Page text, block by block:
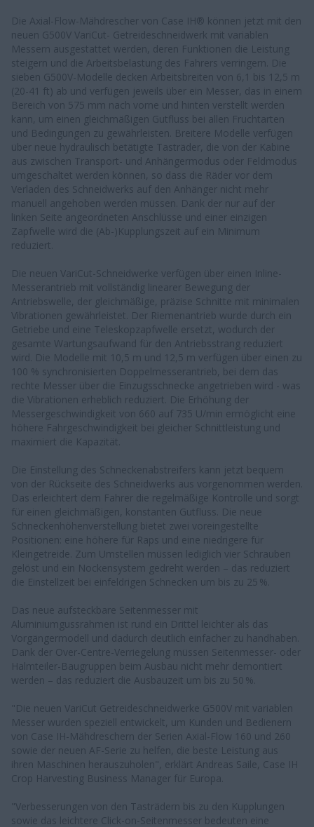
Die Axial-Flow-Mähdrescher von Case IH® können jetzt mit den
neuen G500V VariCut- Getreideschneidwerk mit variablen
Messern ausgestattet werden, deren Funktionen die Leistung
steigern und die Arbeitsbelastung des Fahrers verringern. Die
sieben G500V-Modelle decken Arbeitsbreiten von 6,1 bis 12,5 m
(20-41 ft) ab und verfügen jeweils über ein Messer, das in einem
Bereich von 575 mm nach vorne und hinten verstellt werden
kann, um einen gleichmäßigen Gutfluss bei allen Fruchtarten
und Bedingungen zu gewährleisten. Breitere Modelle verfügen
über neue hydraulisch betätigte Tasträder, die von der Kabine
aus zwischen Transport- und Anhängermodus oder Feldmodus
umgeschaltet werden können, so dass die Räder vor dem
Verladen des Schneidwerks auf den Anhänger nicht mehr
manuell angehoben werden müssen. Dank der nur auf der
linken Seite angeordneten Anschlüsse und einer einzigen
Zapfwelle wird die (Ab-)Kupplungszeit auf ein Minimum
reduziert.
Die neuen VariCut-Schneidwerke verfügen über einen Inline-
Messerantrieb mit vollständig linearer Bewegung der
Antriebswelle, der gleichmäßige, präzise Schnitte mit minimalen
Vibrationen gewährleistet. Der Riemenantrieb wurde durch ein
Getriebe und eine Teleskopzapfwelle ersetzt, wodurch der
gesamte Wartungsaufwand für den Antriebsstrang reduziert
wird. Die Modelle mit 10,5 m und 12,5 m verfügen über einen zu
100 % synchronisierten Doppelmesserantrieb, bei dem das
rechte Messer über die Einzugsschnecke angetrieben wird - was
die Vibrationen erheblich reduziert. Die Erhöhung der
Messergeschwindigkeit von 660 auf 735 U/min ermöglicht eine
höhere Fahrgeschwindigkeit bei gleicher Schnittleistung und
maximiert die Kapazität.
Die Einstellung des Schneckenabstreifers kann jetzt bequem
von der Rückseite des Schneidwerks aus vorgenommen werden.
Das erleichtert dem Fahrer die regelmäßige Kontrolle und sorgt
für einen gleichmäßigen, konstanten Gutfluss. Die neue
Schneckenhöhenverstellung bietet zwei voreingestellte
Positionen: eine höhere für Raps und eine niedrigere für
Kleingetreide. Zum Umstellen müssen lediglich vier Schrauben
gelöst und ein Nockensystem gedreht werden – das reduziert
die Einstellzeit bei einfeldrigen Schnecken um bis zu 25 %.
Das neue aufsteckbare Seitenmesser mit
Aluminiumgussrahmen ist rund ein Drittel leichter als das
Vorgängermodell und dadurch deutlich einfacher zu handhaben.
Dank der Over-Centre-Verriegelung müssen Seitenmesser- oder
Halmteiler-Baugruppen beim Ausbau nicht mehr demontiert
werden – das reduziert die Ausbauzeit um bis zu 50 %.
"Die neuen VariCut Getreideschneidwerke G500V mit variablen
Messer wurden speziell entwickelt, um Kunden und Bedienern
von Case IH-Mähdreschern der Serien Axial-Flow 160 und 260
sowie der neuen AF-Serie zu helfen, die beste Leistung aus
ihren Maschinen herauszuholen", erklärt Andreas Saile, Case IH
Crop Harvesting Business Manager für Europa.
"Verbesserungen von den Tasträdern bis zu den Kupplungen
sowie das leichtere Click-on-Seitenmesser bedeuten eine